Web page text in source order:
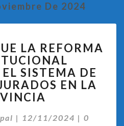
De 2024
QUE
LA
REFORMA
CONSTITUCIONAL
INCORPORE
EL
SISTEMA
LA REFORMA
SISTEMA DE
EN LA
| 12/11/2024 | 0